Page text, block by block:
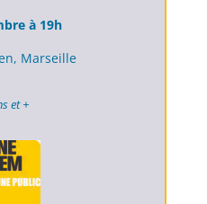
à 19h
Marseille
et +